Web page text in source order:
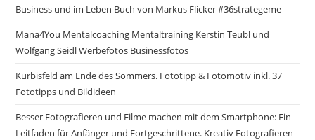
Business und im Leben Buch von Markus Flicker #36strategeme
Mana4You Mentalcoaching Mentaltraining Kerstin Teubl und
Wolfgang Seidl Werbefotos Businessfotos
Kürbisfeld am Ende des Sommers. Fototipp & Fotomotiv inkl. 37
Fototipps und Bildideen
Besser Fotografieren und Filme machen mit dem Smartphone: Ein
Leitfaden für Anfänger und Fortgeschrittene. Kreativ Fotografieren